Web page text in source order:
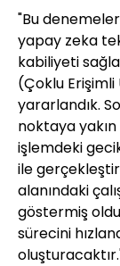
"Bu
yapay zeka
kabiliyeti
(Çoklu
yararlandık.
noktaya
işlemdeki
ile
alanındaki
göstermiş
sürecini